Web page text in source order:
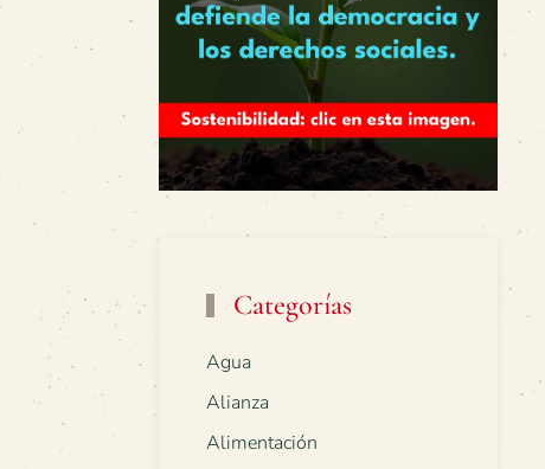
Categorías
Agua
Alianza
Alimentación